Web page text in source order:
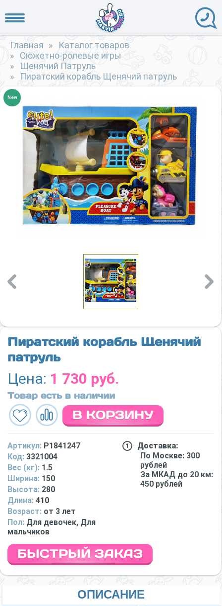
Главная » Каталог товаров
» Сюжетно-ролевые игры
» Щенячий Патруль
» Пиратский корабль Щенячий патруль
New
Previous Next
Пиратский корабль Щенячий
патруль
Цена: 1 730 руб.
Товар есть в наличии
В КОРЗИНУ
Артикул: P1841247
Код: 3321004
Вес (кг): 1.5
Ширина: 150
Высота: 280
Длина: 410
Возраст: от 3 лет
Пол: Для девочек, Для
мальчиков
Доставка:
По Москве: 300
рублей
За МКАД до 20 км:
450 рублей
БЫСТРЫЙ ЗАКАЗ
ОПИСАНИЕ